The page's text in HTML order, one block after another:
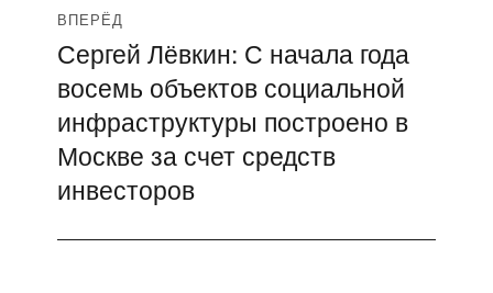
ВПЕРЁД
Следующая
запись:
Сергей Лёвкин: С начала года
восемь объектов социальной
инфраструктуры построено в
Москве за счет средств
инвесторов